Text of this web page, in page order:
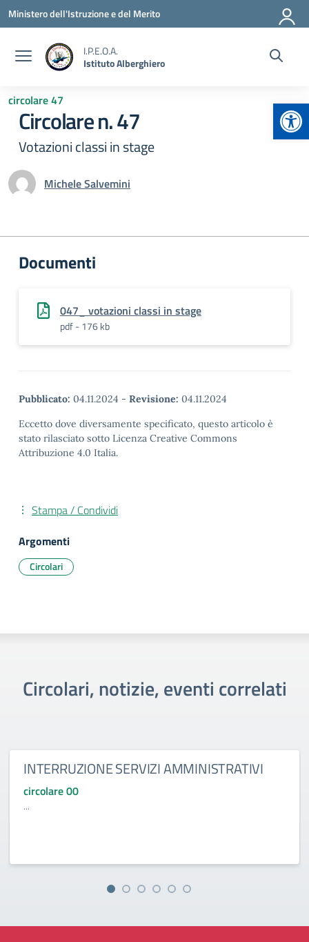
Vai ai contenuti
Vai al menu di navigazione
Vai al footer
Ministero dell'Istruzione e del Merito
I.P.E.O.A.
Istituto Alberghiero
circolare 47
Circolare n. 47
Votazioni classi in stage
Michele Salvemini
Documenti
047_ votazioni classi in stage
pdf - 176 kb
Pubblicato: 04.11.2024 - Revisione: 04.11.2024
Eccetto dove diversamente specificato, questo articolo è
stato rilasciato sotto Licenza Creative Commons
Attribuzione 4.0 Italia.
Stampa / Condividi
Argomenti
Circolari
Circolari, notizie, eventi correlati
INTERRUZIONE SERVIZI AMMINISTRATIVI
circolare 00
...